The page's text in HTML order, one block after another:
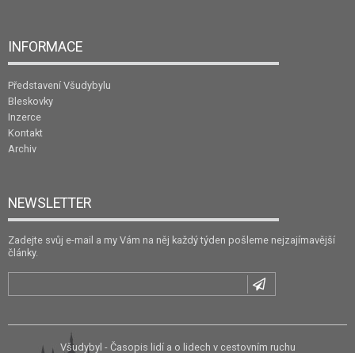
INFORMACE
Představení Všudybylu
Bleskovky
Inzerce
Kontakt
Archiv
NEWSLETTER
Zadejte svůj e-mail a my Vám na něj každý týden pošleme nejzajímavější
články.
Všudybyl - Časopis lidí a o lidech v cestovním ruchu